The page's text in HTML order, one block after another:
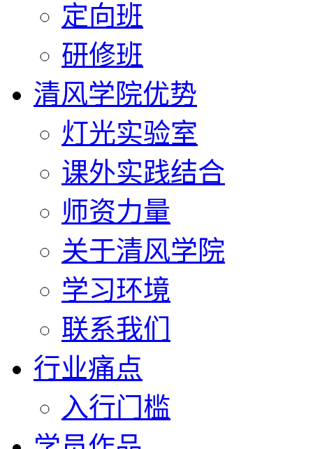
定向班
研修班
清风学院优势
灯光实验室
课外实践结合
师资力量
关于清风学院
学习环境
联系我们
行业痛点
入行门槛